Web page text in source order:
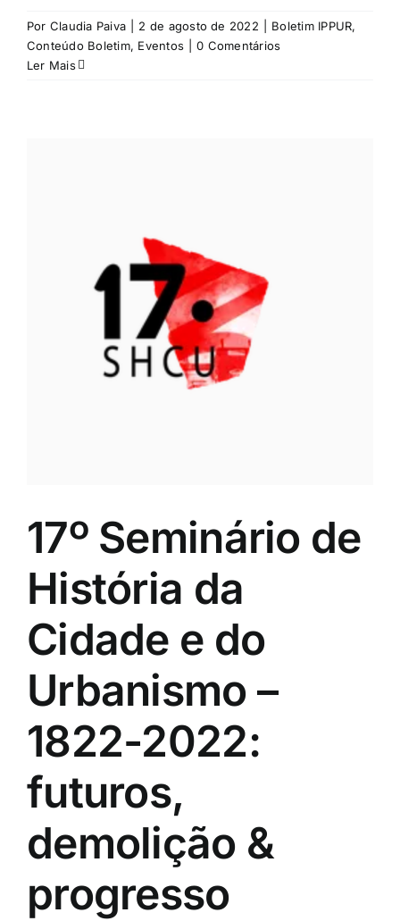
Por Claudia Paiva 2 de agosto de 2022 Boletim IPPUR,
Conteúdo Boletim, Eventos
0 Comentários
Ler Mais
17º Seminário de
História da
Cidade e do
Urbanismo –
1822-2022:
futuros,
demolição &
progresso